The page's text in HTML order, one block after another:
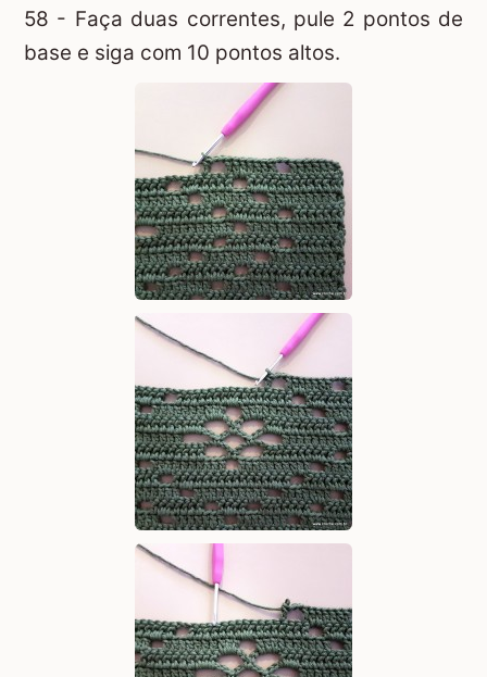
58 - Faça duas correntes, pule 2 pontos de
base e siga com 10 pontos altos.